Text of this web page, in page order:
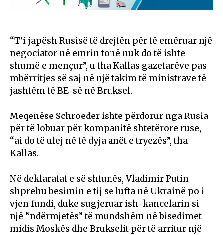
“T’i japësh Rusisë të drejtën për të emëruar një
negociator në emrin tonë nuk do të ishte
shumë e mençur”, u tha Kallas gazetarëve pas
mbërritjes së saj në një takim të ministrave të
jashtëm të BE-së në Bruksel.
Meqenëse Schroeder ishte përdorur nga Rusia
për të lobuar për kompanitë shtetërore ruse,
“ai do të ulej në të dyja anët e tryezës”, tha
Kallas.
Në deklaratat e së shtunës, Vladimir Putin
shprehu besimin e tij se lufta në Ukrainë po i
vjen fundi, duke sugjeruar ish-kancelarin si
një “ndërmjetës” të mundshëm në bisedimet
midis Moskës dhe Brukselit për të arritur një